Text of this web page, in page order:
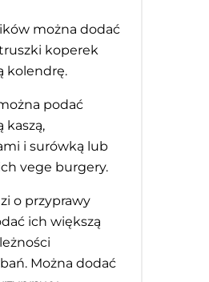
można dodać
koperek
kolendrę.
podać
kaszą,
i surówką lub
vege burgery.
o przyprawy
ich większą
Można dodać